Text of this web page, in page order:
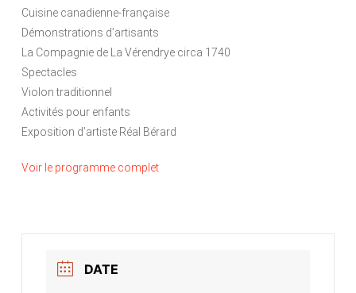
Cuisine canadienne-française
Démonstrations d’artisants
La Compagnie de La Vérendrye circa 1740
Spectacles
Violon traditionnel
Activités pour enfants
Exposition d’artiste Réal Bérard
Voir le programme complet
DATE